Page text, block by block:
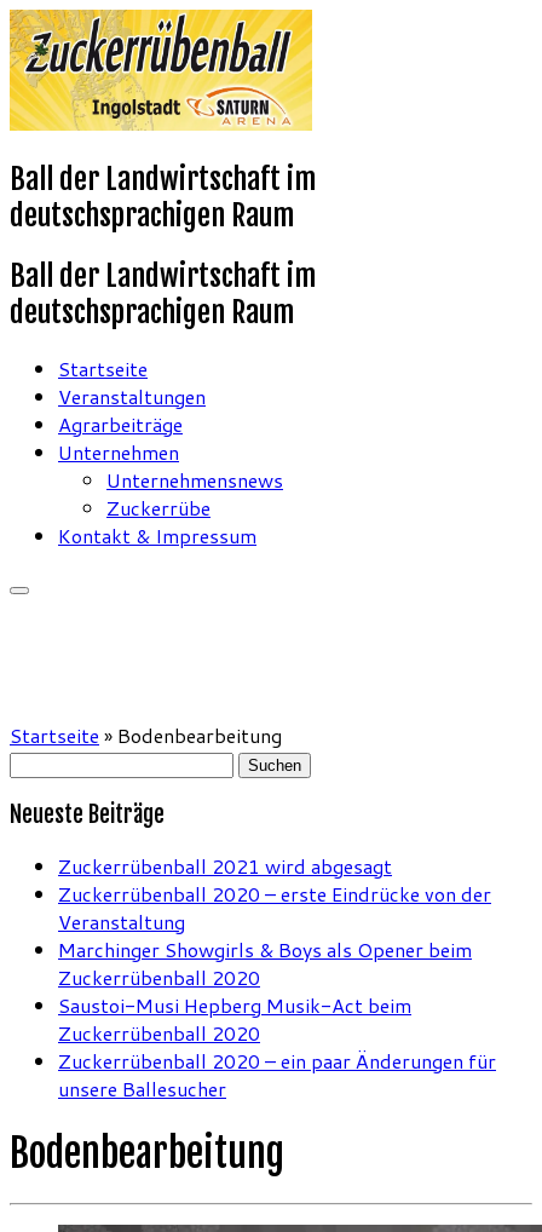
Ball der Landwirtschaft im
deutschsprachigen Raum
Ball der Landwirtschaft im
deutschsprachigen Raum
Startseite
Veranstaltungen
Agrarbeiträge
Unternehmen
Unternehmensnews
Zuckerrübe
Kontakt & Impressum
Startseite » Bodenbearbeitung
Suchen
Neueste Beiträge
Zuckerrübenball 2021 wird abgesagt
Zuckerrübenball 2020 – erste Eindrücke von der
Veranstaltung
Marchinger Showgirls & Boys als Opener beim
Zuckerrübenball 2020
Saustoi-Musi Hepberg Musik-Act beim
Zuckerrübenball 2020
Zuckerrübenball 2020 – ein paar Änderungen für
unsere Ballesucher
Bodenbearbeitung